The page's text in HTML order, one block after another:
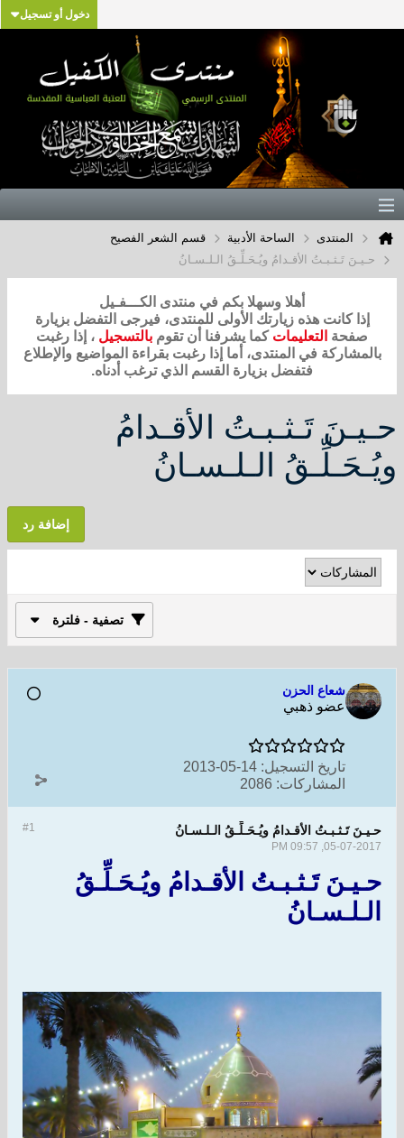
دخول أو تسجيل
المنتدى الساحة الأدبية
قسم الشعر الفصيح
حـيـنَ تَـثـبـتُ الأقـدامُ ويُـحَـلِّـقُ الـلـسـانُ
أهلا وسهلا بكم في منتدى الكـــفـيل
إذا كانت هذه زيارتك الأولى للمنتدى، فيرجى التفضل بزيارة
صفحة التعليمات كما يشرفنا أن تقوم بالتسجيل ، إذا رغبت
بالمشاركة في المنتدى، أما إذا رغبت بقراءة المواضيع والإطلاع
فتفضل بزيارة القسم الذي ترغب أدناه.
حـيـنَ تَـثـبـتُ الأقـدامُ
ويُـحَـلِّـقُ الـلـسـانُ
إضافة رد
تصفية - فلترة
شعاع الحزن
عضو ذهبي
تاريخ التسجيل: 14-05-2013
المشاركات: 2086
#1 حـيـنَ تَـثـبـتُ الأقـدامُ ويُـحَـلِّـقُ الـلـسـانُ
05-07-2017, 09:57 PM
حـيـنَ تَـثـبـتُ الأقـدامُ ويُـحَـلِّـقُ
الـلـسـانُ